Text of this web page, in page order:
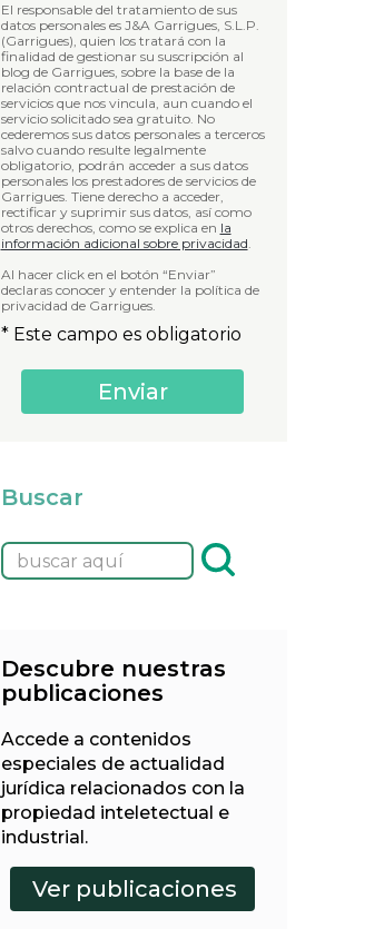
El responsable del tratamiento de sus
datos personales es J&A Garrigues, S.L.P.
(Garrigues), quien los tratará con la
finalidad de gestionar su suscripción al
blog de Garrigues, sobre la base de la
relación contractual de prestación de
servicios que nos vincula, aun cuando el
servicio solicitado sea gratuito. No
cederemos sus datos personales a terceros
salvo cuando resulte legalmente
obligatorio, podrán acceder a sus datos
personales los prestadores de servicios de
Garrigues. Tiene derecho a acceder,
rectificar y suprimir sus datos, así como
otros derechos, como se explica en la
información adicional sobre privacidad.
Al hacer click en el botón “Enviar”
declaras conocer y entender la política de
privacidad de Garrigues.
* Este campo es obligatorio
Buscar
Descubre nuestras
publicaciones
Accede a contenidos
especiales de actualidad
jurídica relacionados con la
propiedad inteletectual e
industrial.